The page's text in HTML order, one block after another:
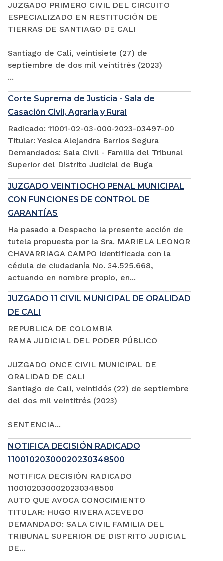
JUZGADO PRIMERO CIVIL DEL CIRCUITO
ESPECIALIZADO EN RESTITUCIÓN DE
TIERRAS DE SANTIAGO DE CALI
Santiago de Cali, veintisiete (27) de
septiembre de dos mil veintitrés (2023)
...
Corte Suprema de Justicia - Sala de
Casación Civil, Agraria y Rural
Radicado: 11001-02-03-000-2023-03497-00
Titular: Yesica Alejandra Barrios Segura
Demandados: Sala Civil - Familia del Tribunal
Superior del Distrito Judicial de Buga
JUZGADO VEINTIOCHO PENAL MUNICIPAL
CON FUNCIONES DE CONTROL DE
GARANTÍAS
Ha pasado a Despacho la presente acción de
tutela propuesta por la Sra. MARIELA LEONOR
CHAVARRIAGA CAMPO identificada con la
cédula de ciudadanía No. 34.525.668,
actuando en nombre propio, en...
JUZGADO 11 CIVIL MUNICIPAL DE ORALIDAD
DE CALI
REPUBLICA DE COLOMBIA
RAMA JUDICIAL DEL PODER PÚBLICO
JUZGADO ONCE CIVIL MUNICIPAL DE
ORALIDAD DE CALI
Santiago de Cali, veintidós (22) de septiembre
del dos mil veintitrés (2023)
SENTENCIA...
NOTIFICA DECISIÓN RADICADO
11001020300020230348500
NOTIFICA DECISIÓN RADICADO
11001020300020230348500
AUTO QUE AVOCA CONOCIMIENTO
TITULAR: HUGO RIVERA ACEVEDO
DEMANDADO: SALA CIVIL FAMILIA DEL
TRIBUNAL SUPERIOR DE DISTRITO JUDICIAL
DE...